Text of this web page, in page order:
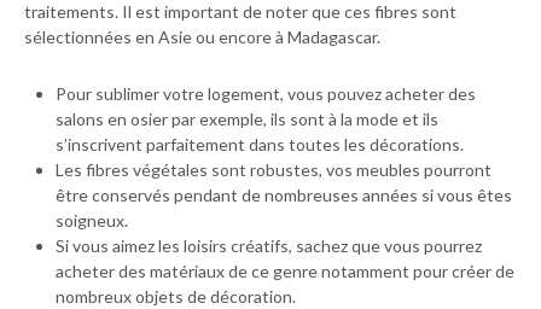
traitements. Il est important de noter que ces fibres sont
sélectionnées en Asie ou encore à Madagascar.
Pour sublimer votre logement, vous pouvez acheter des
salons en osier par exemple, ils sont à la mode et ils
s’inscrivent parfaitement dans toutes les décorations.
Les fibres végétales sont robustes, vos meubles pourront
être conservés pendant de nombreuses années si vous êtes
soigneux.
Si vous aimez les loisirs créatifs, sachez que vous pourrez
acheter des matériaux de ce genre notamment pour créer de
nombreux objets de décoration.